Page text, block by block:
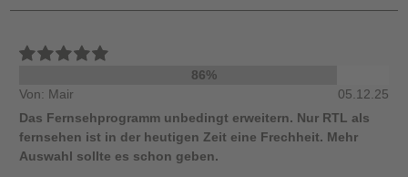
86%
Von: Mair
05.12.25
Das Fernsehprogramm unbedingt erweitern. Nur RTL als
fernsehen ist in der heutigen Zeit eine Frechheit. Mehr
Auswahl sollte es schon geben.